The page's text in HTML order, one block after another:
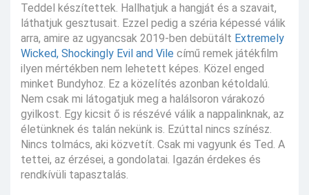
Teddel készítettek. Hallhatjuk a hangját és a szavait,
láthatjuk gesztusait. Ezzel pedig a széria képessé válik
arra, amire az ugyancsak 2019-ben debütált Extremely
Wicked, Shockingly Evil and Vile című remek játékfilm
ilyen mértékben nem lehetett képes. Közel enged
minket Bundyhoz. Ez a közelítés azonban kétoldalú.
Nem csak mi látogatjuk meg a halálsoron várakozó
gyilkost. Egy kicsit ő is részévé válik a nappalinknak, az
életünknek és talán nekünk is. Ezúttal nincs színész.
Nincs tolmács, aki közvetít. Csak mi vagyunk és Ted. A
tettei, az érzései, a gondolatai. Igazán érdekes és
rendkívüli tapasztalás.